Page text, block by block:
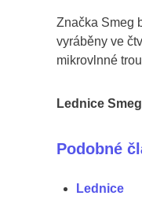
Značka Smeg
vyráběny ve
mikrovlnné
Lednice
Podobné
Lednice